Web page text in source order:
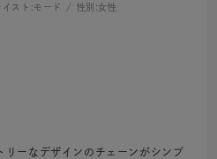
イスト:モード 性別:女性
リーなデザインのチェーンがシンプ